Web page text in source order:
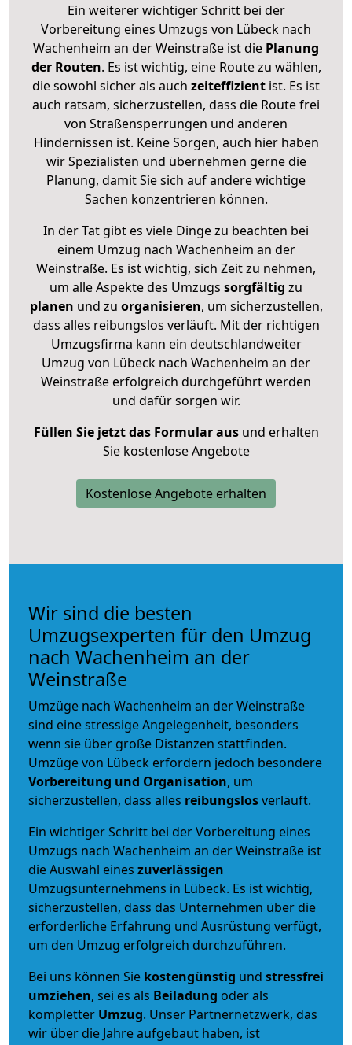
Ein weiterer wichtiger Schritt bei der
Vorbereitung eines Umzugs von Lübeck nach
Wachenheim an der Weinstraße ist die Planung
der Routen. Es ist wichtig, eine Route zu wählen,
die sowohl sicher als auch zeiteffizient ist. Es ist
auch ratsam, sicherzustellen, dass die Route frei
von Straßensperrungen und anderen
Hindernissen ist. Keine Sorgen, auch hier haben
wir Spezialisten und übernehmen gerne die
Planung, damit Sie sich auf andere wichtige
Sachen konzentrieren können.
In der Tat gibt es viele Dinge zu beachten bei
einem Umzug nach Wachenheim an der
Weinstraße. Es ist wichtig, sich Zeit zu nehmen,
um alle Aspekte des Umzugs sorgfältig zu
planen und zu organisieren, um sicherzustellen,
dass alles reibungslos verläuft. Mit der richtigen
Umzugsfirma kann ein deutschlandweiter
Umzug von Lübeck nach Wachenheim an der
Weinstraße erfolgreich durchgeführt werden
und dafür sorgen wir.
Füllen Sie jetzt das Formular ausund erhalten
Sie kostenlose Angebote
Kostenlose Angebote erhalten
Wir sind die besten
Umzugsexperten für den Umzug
nach Wachenheim an der
Weinstraße
Umzüge nach Wachenheim an der Weinstraße
sind eine stressige Angelegenheit, besonders
wenn sie über große Distanzen stattfinden.
Umzüge von Lübeck erfordern jedoch besondere
Vorbereitung und Organisation, um
sicherzustellen, dass alles reibungslosverläuft.
Ein wichtiger Schritt bei der Vorbereitung eines
Umzugs nach Wachenheim an der Weinstraße ist
die Auswahl eines zuverlässigen
Umzugsunternehmens in Lübeck. Es ist wichtig,
sicherzustellen, dass das Unternehmen über die
erforderliche Erfahrung und Ausrüstung verfügt,
um den Umzug erfolgreich durchzuführen.
Bei uns können Sie kostengünstig und stressfrei
umziehen, sei es als Beiladung oder als
kompletter Umzug. Unser Partnernetzwerk, das
wir über die Jahre aufgebaut haben, ist